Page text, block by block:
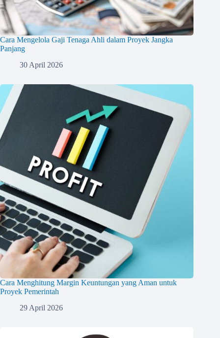
Cara Mengelola Gaji Tenaga Ahli dalam Proyek Jangka
Panjang
30 April 2026
Cara Menghitung Margin Keuntungan yang Aman untuk
Proyek Pemerintah
29 April 2026